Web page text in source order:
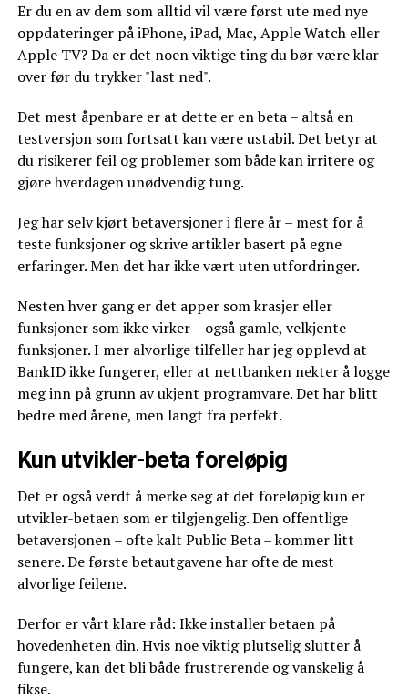
Er du en av dem som alltid vil være først ute med nye
oppdateringer på iPhone, iPad, Mac, Apple Watch eller
Apple TV? Da er det noen viktige ting du bør være klar
over før du trykker "last ned".
Det mest åpenbare er at dette er en beta – altså en
testversjon som fortsatt kan være ustabil. Det betyr at
du risikerer feil og problemer som både kan irritere og
gjøre hverdagen unødvendig tung.
Jeg har selv kjørt betaversjoner i flere år – mest for å
teste funksjoner og skrive artikler basert på egne
erfaringer. Men det har ikke vært uten utfordringer.
Nesten hver gang er det apper som krasjer eller
funksjoner som ikke virker – også gamle, velkjente
funksjoner. I mer alvorlige tilfeller har jeg opplevd at
BankID ikke fungerer, eller at nettbanken nekter å logge
meg inn på grunn av ukjent programvare. Det har blitt
bedre med årene, men langt fra perfekt.
Kun utvikler-beta foreløpig
Det er også verdt å merke seg at det foreløpig kun er
utvikler-betaen som er tilgjengelig. Den offentlige
betaversjonen – ofte kalt Public Beta – kommer litt
senere. De første betautgavene har ofte de mest
alvorlige feilene.
Derfor er vårt klare råd: Ikke installer betaen på
hovedenheten din. Hvis noe viktig plutselig slutter å
fungere, kan det bli både frustrerende og vanskelig å
fikse.